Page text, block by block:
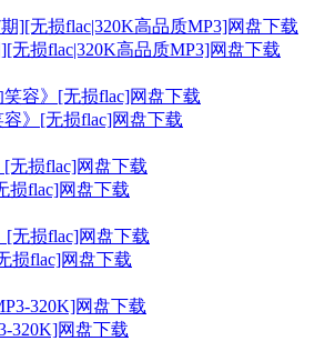
无损flac|320K高品质MP3]网盘下载
》[无损flac]网盘下载
损flac]网盘下载
损flac]网盘下载
320K]网盘下载